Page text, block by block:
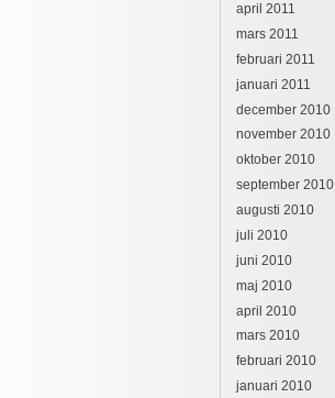
april 2011
mars 2011
februari 2011
januari 2011
december 2010
november 2010
oktober 2010
september 2010
augusti 2010
juli 2010
juni 2010
maj 2010
april 2010
mars 2010
februari 2010
januari 2010